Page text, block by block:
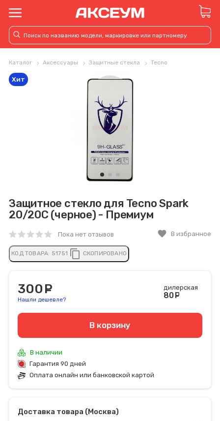
Каталог Аксессуары Защитные стекла Tecno
Защитное стекло для Tecno Spark
20/20C (черное) - Премиум
Пока нет отзывов favorite В избранное
КОД ТОВАРА: 51751 content_copy СКОПИРОВАНО
Хит
300
Нашли дешевле?
дилерская
80
В корзину
В наличии
Гарантия 90 дней
Оплата онлайн или банковской картой
Доставка товара (Москва)